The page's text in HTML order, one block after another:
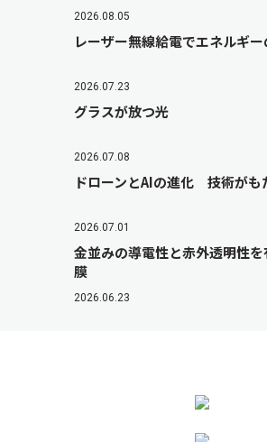
2026.08.05
レーザー無線給電でエネルギ
2026.07.23
グラスが放つ光
2026.07.08
ドローンとAIの進化 技術がも
2026.07.01
金並みの導電性と赤外透明性
膜
2026.06.23